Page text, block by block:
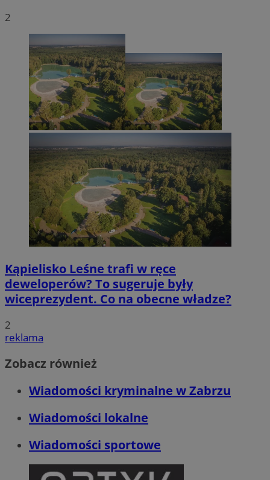
2
Kąpielisko Leśne trafi w ręce
deweloperów? To sugeruje były
wiceprezydent. Co na obecne władze?
2
reklama
Zobacz również
Wiadomości kryminalne w Zabrzu
Wiadomości lokalne
Wiadomości sportowe